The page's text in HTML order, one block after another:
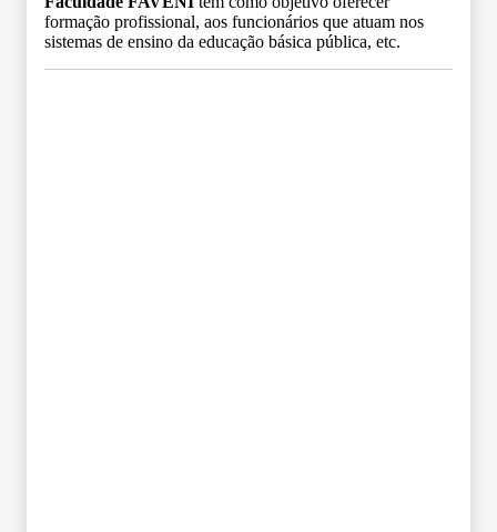
formação profissional, aos funcionários que atuam nos
sistemas de ensino da educação básica pública, etc.